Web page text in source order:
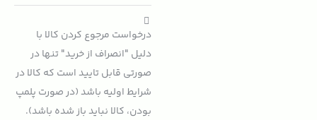
درخواست مرجوع کردن کالا با
دلیل "انصراف از خرید" تنها در
صورتی قابل تایید است که کالا در
شرایط اولیه باشد (در صورت پلمپ
بودن، کالا نباید باز شده باشد).